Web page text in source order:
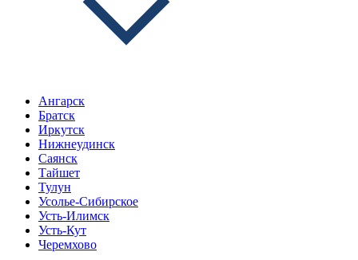
Ангарск
Братск
Иркутск
Нижнеудинск
Саянск
Тайшет
Тулун
Усолье-Сибирское
Усть-Илимск
Усть-Кут
Черемхово